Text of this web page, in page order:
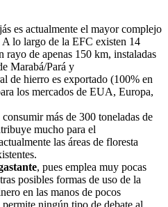
es actualmente el mayor complejo
lo largo de la EFC existen 14
rayo de apenas 150 km, instaladas
Marabá/Pará y
de hierro es exportado (100% en
los mercados de EUA, Europa,
más de 300 toneladas de
mucho para el
las áreas de floresta
, pues emplea muy pocas
posibles formas de uso de la
en las manos de pocos
ningún tipo de debate al